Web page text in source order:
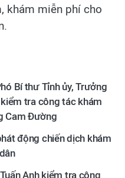
khám miễn phí cho
Bí thư Tỉnh ủy, Trưởng
tra công tác khám
Cam Đường
động chiến dịch khám
Anh kiểm tra công